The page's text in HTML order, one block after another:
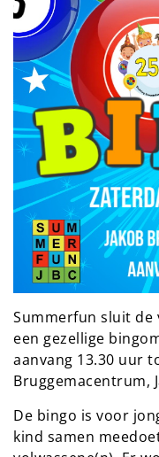
Summerfun sluit
een gezellige
aanvang 13.30 uur
Bruggemacentrum,
De bingo is voor
kind samen